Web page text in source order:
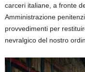
carceri italiane, a fronte
Amministrazione
provvedimenti per
nevralgico del nostro